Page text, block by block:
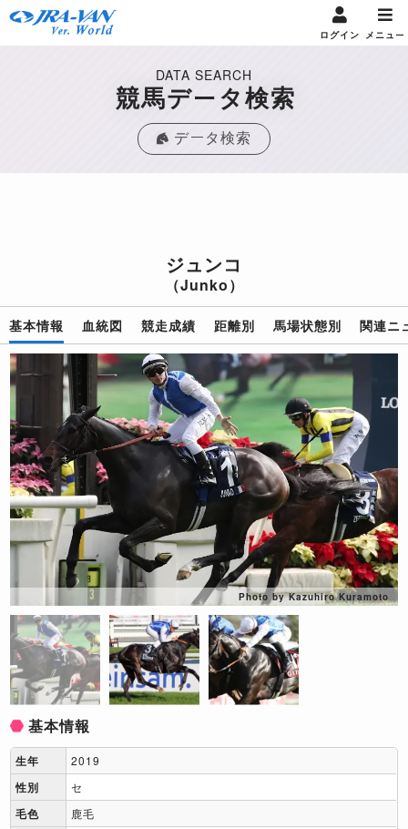
ログイン メニュー
DATA SEARCH
競馬データ検索
データ検索
ジュンコ
（Junko）
基本情報 血統図 競走成績 距離別 馬場状態別 関連ニ
Photo by Kazuhiro Kuramoto
基本情報
生年 2019
性別 セ
毛色 鹿毛